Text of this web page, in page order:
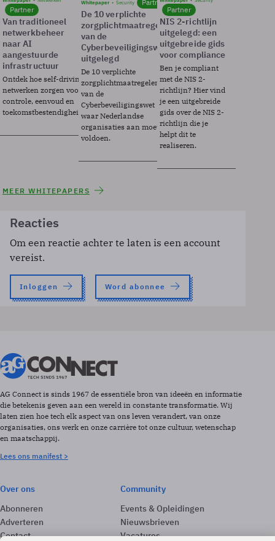
Partner
Van traditioneel
netwerkbeheer
naar AI
aangestuurde
infrastructuur
Ontdek hoe self-driving
netwerken zorgen voor
controle, eenvoud en
toekomstbestendigheid.
Whitepaper Security Partner
De 10 verplichte
zorgplichtmaatregelen
van de
Cyberbeveiligingswet
uitgelegd
De 10 verplichte
zorgplichtmaatregelen
van de
Cyberbeveiligingswet
waar Nederlandse
organisaties aan moeten
voldoen.
Partner
NIS 2-richtlijn
uitgelegd: een
uitgebreide gids
voor compliance
Ben je compliant
met de NIS 2-
richtlijn? Hier vind
je een uitgebreide
gids over de NIS 2-
richtlijn die je
helpt dit te
realiseren.
MEER WHITEPAPERS
Reacties
Om een reactie achter te laten is een account
vereist.
Inloggen Word abonnee
AG Connect is sinds 1967 de essentiële bron van ideeën en informatie
die betekenis geven aan een wereld in constante transformatie. Wij
laten zien hoe tech elk aspect van ons leven verandert, van onze
organisaties, ons werk en onze carrière tot onze cultuur, wetenschap
en maatschappij.
Lees ons manifest >
Over ons
Abonneren
Adverteren
Contact
Community
Events & Opleidingen
Nieuwsbrieven
Vacatures